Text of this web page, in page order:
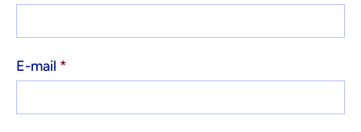
E-mail *